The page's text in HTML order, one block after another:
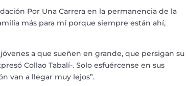
Por Una Carrera en la permanencia de la
más para mí porque siempre están ahí,
a que sueñen en grande, que persigan su
Collao Tabalí-. Solo esfuércense en sus
van a llegar muy lejos”.